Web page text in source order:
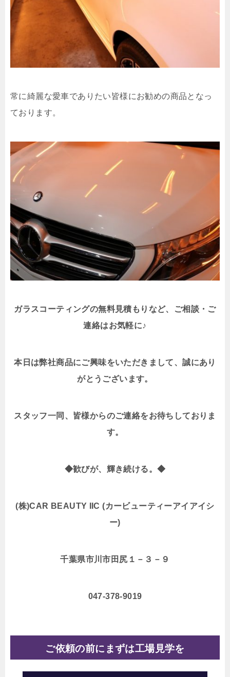
常に綺麗な愛車でありたい皆様にお勧めの商品となっ
ております。
ガラスコーティングの無料見積もり など、ご相談・ご
連絡はお気軽に♪
本日は弊社商品にご興味をいただきまして、誠にあり
がとうございます。
スタッフ一同、皆様からのご連絡をお待ちしておりま
す。
◆歓びが、輝き続ける。◆
(株)CAR BEAUTY IIC (カービューティーアイアイシ
ー)
千葉県市川市田尻１－３－９
047-378-9019
ご依頼の前にまずは工場見学を